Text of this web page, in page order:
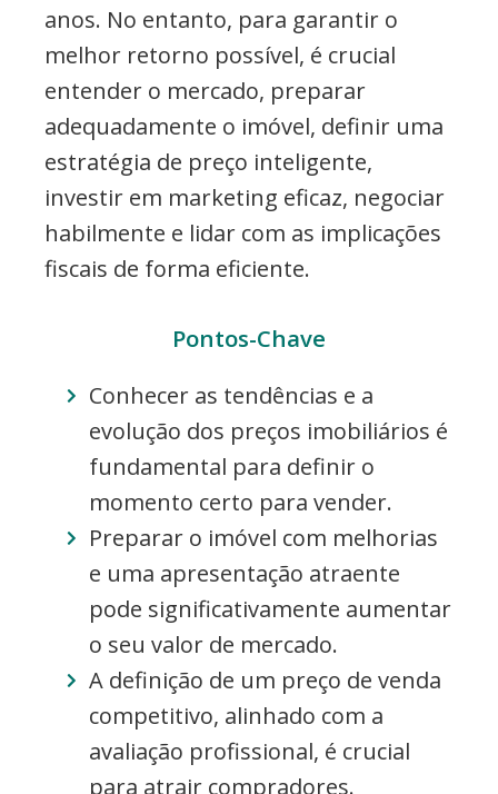
anos. No entanto, para garantir o
melhor retorno possível, é crucial
entender o mercado, preparar
adequadamente o imóvel, definir uma
estratégia de preço inteligente,
investir em marketing eficaz, negociar
habilmente e lidar com as implicações
fiscais de forma eficiente.
Pontos-Chave
Conhecer as tendências e a
evolução dos preços imobiliários é
fundamental para definir o
momento certo para vender.
Preparar o imóvel com melhorias
e uma apresentação atraente
pode significativamente aumentar
o seu valor de mercado.
A definição de um preço de venda
competitivo, alinhado com a
avaliação profissional, é crucial
para atrair compradores.